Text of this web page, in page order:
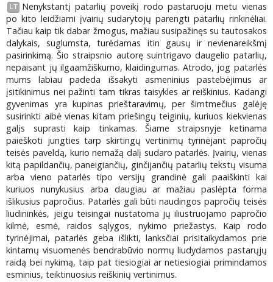
LT
Nenykstantį patarlių poveikį rodo pastaruoju metu vienas
po kito leidžiami įvairių sudarytojų parengti patarlių rinkinėliai.
Tačiau kaip tik dabar žmogus, mažiau susipažinęs su tautosakos
dalykais, suglumsta, turėdamas itin gausų ir nevienareikšmį
pasirinkimą. Šio straipsnio autorę suintrigavo daugelio patarlių,
nepaisant jų ilgaamžiškumo, klaidingumas. Atrodo, jog patarlės
mums labiau padeda išsakyti asmeninius pastebėjimus ar
įsitikinimus nei pažinti tam tikras taisykles ar reiškinius. Kadangi
gyvenimas yra kupinas prieštaravimų, per šimtmečius galėję
susirinkti aibė vienas kitam priešingų teiginių, kuriuos kiekvienas
galįs suprasti kaip tinkamas. Šiame straipsnyje ketinama
paieškoti jungties tarp skirtingų vertinimų tyrinėjant papročių
teisės paveldą, kurio nemažą dalį sudaro patarlės. Įvairių, vienas
kitą papildančių, paneigiančių, ginčijančių patarlių tekstų visuma
arba vieno patarlės tipo versijų grandinė gali paaiškinti kai
kuriuos nunykusius arba daugiau ar mažiau paslėpta forma
išlikusius papročius. Patarlės gali būti naudingos papročių teisės
liudininkės, jeigu teisingai nustatoma jų iliustruojamo papročio
kilmė, esmė, raidos sąlygos, nykimo priežastys. Kaip rodo
tyrinėjimai, patarlės geba išlikti, lanksčiai prisitaikydamos prie
kintamų visuomenės bendrabūvio normų liudydamos pastarųjų
raidą bei nykimą, taip pat tiesiogiai ar netiesiogiai primindamos
esminius, teiktinuosius reiškinių vertinimus.